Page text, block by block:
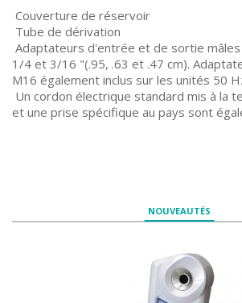
Couverture de réservoir
Tube de dérivation
Adaptateurs d'entrée et de sortie
1/4 et 3/16 "(.95, .63 et .47 cm).
M16 également inclus sur les unités 50
Un cordon électrique standard mis à la
et une prise spécifique au pays sont
NOUVEAUTÉS